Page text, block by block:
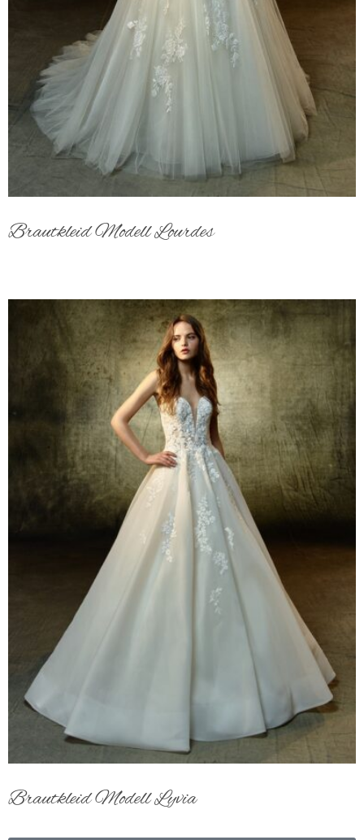
Brautkleid Modell Lourdes
Brautkleid Modell Lyvia